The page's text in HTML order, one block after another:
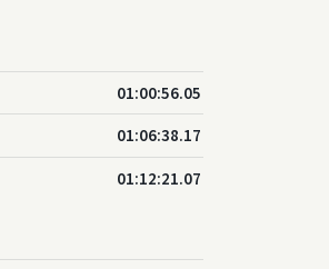
01:00:56.05
01:06:38.17
01:12:21.07